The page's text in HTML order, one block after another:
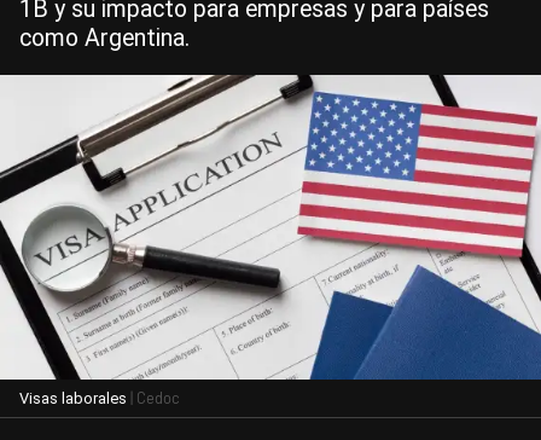
1B y su impacto para empresas y para países
como Argentina.
Visas laborales | Cedoc